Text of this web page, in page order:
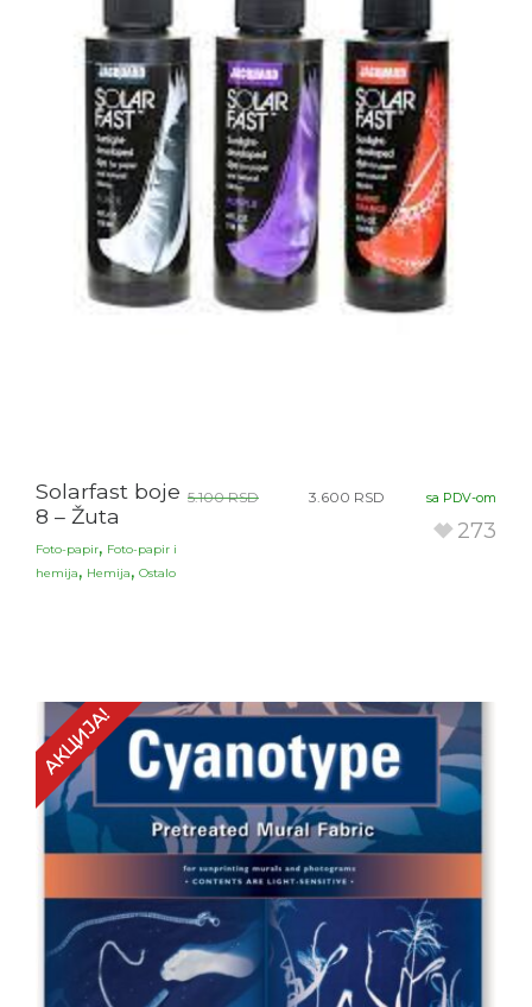
Solarfast boje
8 – Žuta
Foto-papir, Foto-papir i
hemija, Hemija, Ostalo
5.100RSD 3.600 RSD sa PDV-om
273
АКЦИЈА!